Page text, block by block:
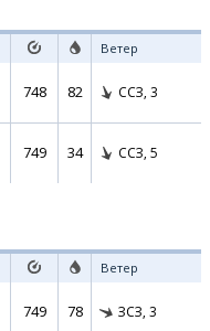
Ветер
748 82 ССЗ, 3
749 34 ССЗ, 5
Ветер
749 78 ЗСЗ, 3